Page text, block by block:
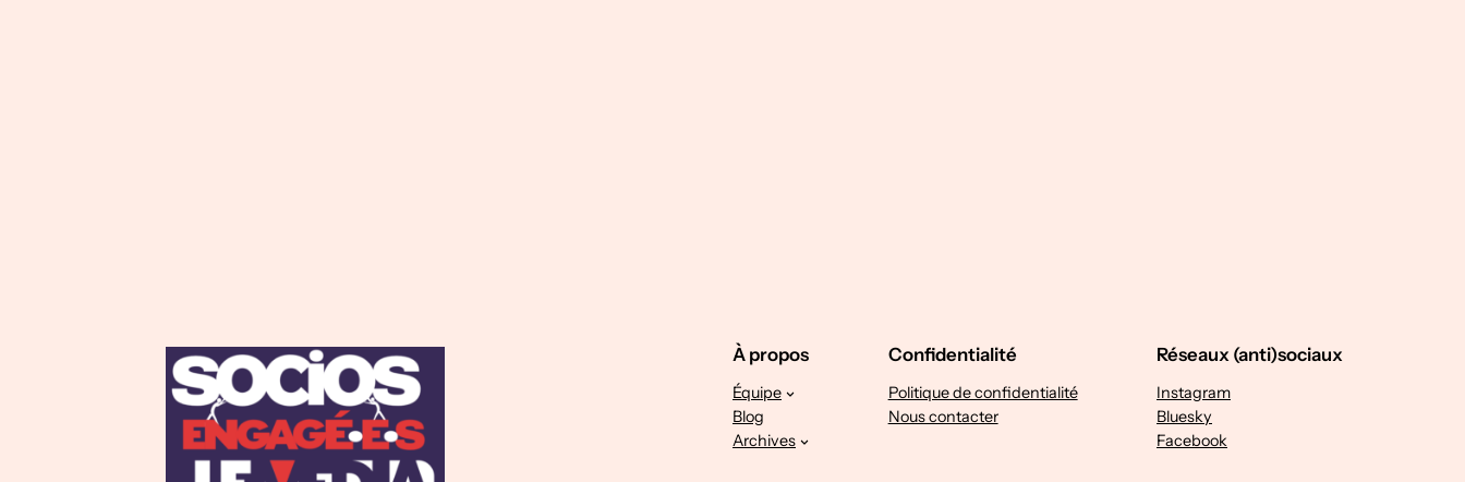
À propos
Équipe
Blog
Archives
Confidentialité
Politique de confidentialité
Nous contacter
Réseaux (anti)sociaux
Instagram
Bluesky
Facebook